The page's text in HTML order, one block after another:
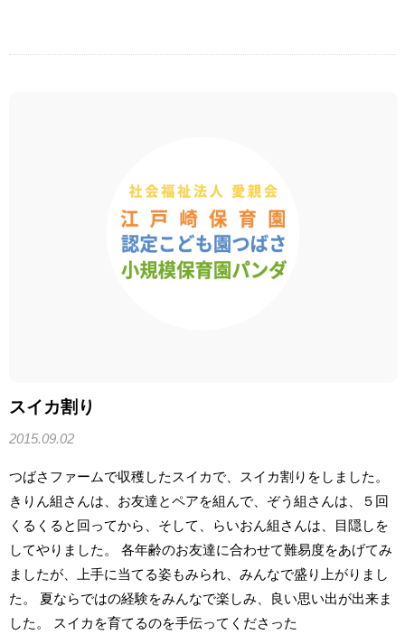
スイカ割り
2015.09.02
つばさファームで収穫したスイカで、スイカ割りをしました。
きりん組さんは、お友達とペアを組んで、ぞう組さんは、５回
くるくると回ってから、そして、らいおん組さんは、目隠しを
してやりました。 各年齢のお友達に合わせて難易度をあげてみ
ましたが、上手に当てる姿もみられ、みんなで盛り上がりまし
た。 夏ならではの経験をみんなで楽しみ、良い思い出が出来ま
した。 スイカを育てるのを手伝ってくださった